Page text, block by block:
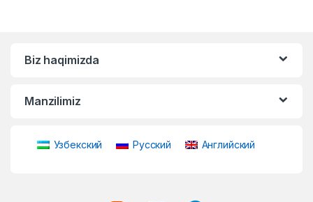
Biz haqimizda
Manzilimiz
Узбекский Русский Английский